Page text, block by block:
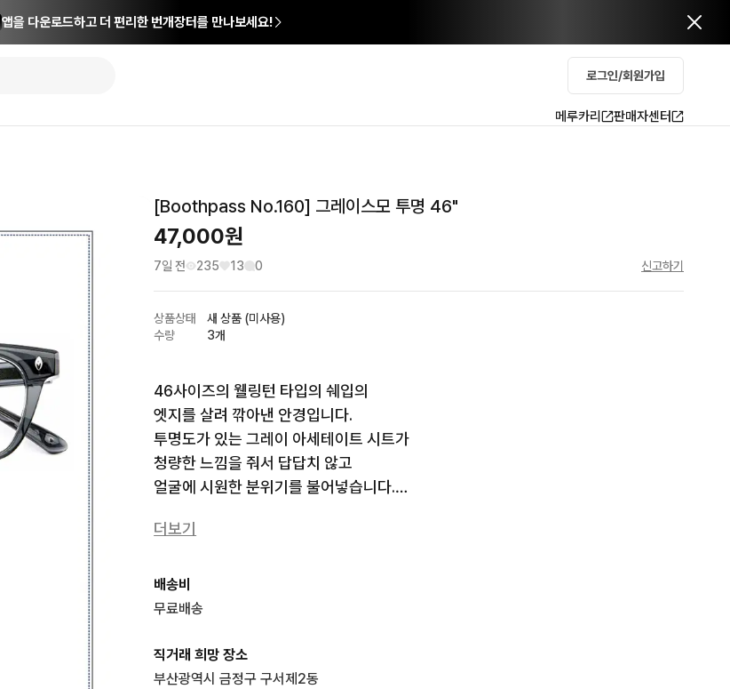
앱을 다운로드하고 더 편리한 번개장터를 만나보세요!
로그인/회원가입
메루카리 판매자센터
[Boothpass No.160] 그레이스모 투명 46"
47,000원
7일 전 235 13 0 신고하기
상품상태
새 상품 (미사용)
수량
3개
46사이즈의 웰링턴 타입의 쉐입의
엣지를 살려 깎아낸 안경입니다.
투명도가 있는 그레이 아세테이트 시트가
청량한 느낌을 줘서 답답치 않고
얼굴에 시원한 분위기를 불어넣습니다.
안경을 만들어 가겠습니다.
46ㅁ22-145
♤ BOOTH  PASS란?
더보기
배송비
무료배송
직거래 희망 장소
부산광역시 금정구 구서제2동